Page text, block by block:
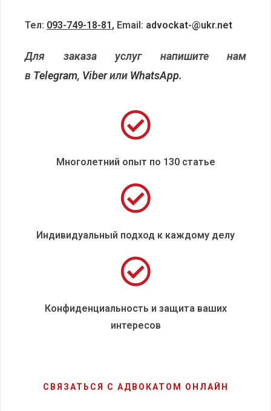
Тел: 093-749-18-81 , Еmail: advockat-@ukr.net
Для заказа услуг напишите нам
в Telegram, Viberили WhatsApp.
Многолетний опыт по 130 статье
Индивидуальный подход к каждому делу
Конфиденциальность и защита ваших
интересов
СВЯЗАТЬСЯ С АДВОКАТОМ ОНЛАЙН